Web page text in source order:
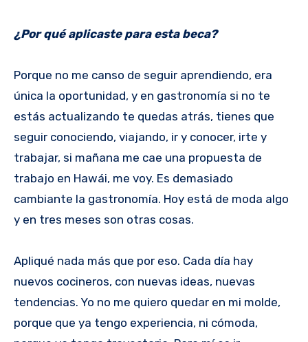
¿Por qué aplicaste para esta beca?
Porque no me canso de seguir aprendiendo, era
única la oportunidad, y en gastronomía si no te
estás actualizando te quedas atrás, tienes que
seguir conociendo, viajando, ir y conocer, irte y
trabajar, si mañana me cae una propuesta de
trabajo en Hawái, me voy. Es demasiado
cambiante la gastronomía. Hoy está de moda algo
y en tres meses son otras cosas.
Apliqué nada más que por eso. Cada día hay
nuevos cocineros, con nuevas ideas, nuevas
tendencias. Yo no me quiero quedar en mi molde,
porque que ya tengo experiencia, ni cómoda,